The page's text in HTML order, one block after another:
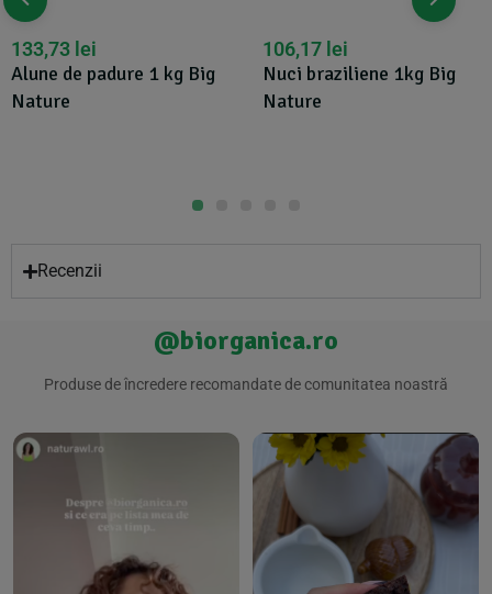
de padure 1 kg Big
lei
Nuci braziliene 1kg Big
Nature
106,17lei
Recenzii
@biorganica.ro
Produse de încredere recomandate de comunitatea noastră